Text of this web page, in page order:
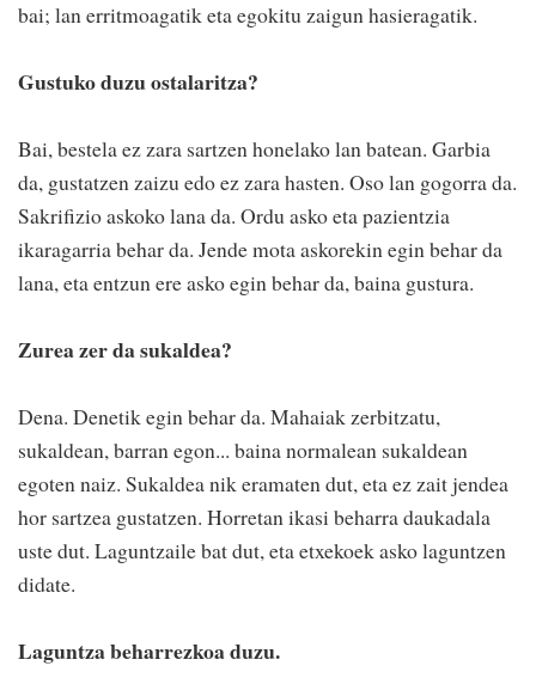
bai; lan erritmoagatik eta egokitu zaigun hasieragatik.
Gustuko duzu ostalaritza?
Bai, bestela ez zara sartzen honelako lan batean. Garbia
da, gustatzen zaizu edo ez zara hasten. Oso lan gogorra da.
Sakrifizio askoko lana da. Ordu asko eta pazientzia
ikaragarria behar da. Jende mota askorekin egin behar da
lana, eta entzun ere asko egin behar da, baina gustura.
Zurea zer da sukaldea?
Dena. Denetik egin behar da. Mahaiak zerbitzatu,
sukaldean, barran egon... baina normalean sukaldean
egoten naiz. Sukaldea nik eramaten dut, eta ez zait jendea
hor sartzea gustatzen. Horretan ikasi beharra daukadala
uste dut. Laguntzaile bat dut, eta etxekoek asko laguntzen
didate.
Laguntza beharrezkoa duzu.